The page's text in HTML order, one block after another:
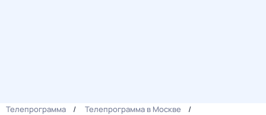
Телепрограмма
Телепрограмма в Москве